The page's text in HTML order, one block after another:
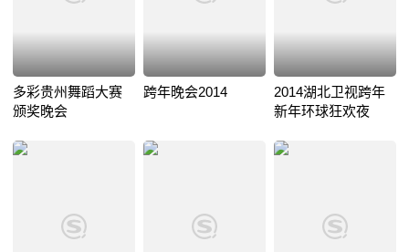
多彩贵州舞蹈大赛
颁奖晚会
跨年晚会2014
2014湖北卫视跨年
新年环球狂欢夜